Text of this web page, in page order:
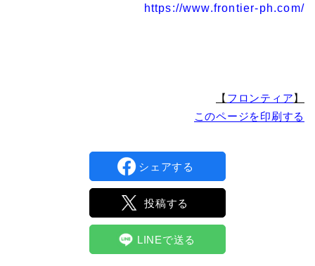
https://www.frontier-ph.com/
【 フロンティア】
このページを印刷する
シェアする
投稿する
LINEで送る